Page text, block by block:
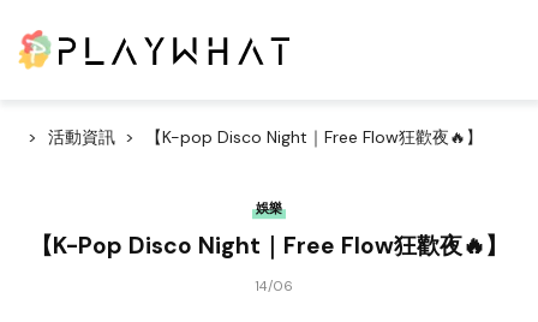
活動資訊 【K-pop Disco Night｜Free Flow狂歡夜🔥】
娛樂
【K-Pop Disco Night｜Free Flow狂歡夜🔥】
14/06